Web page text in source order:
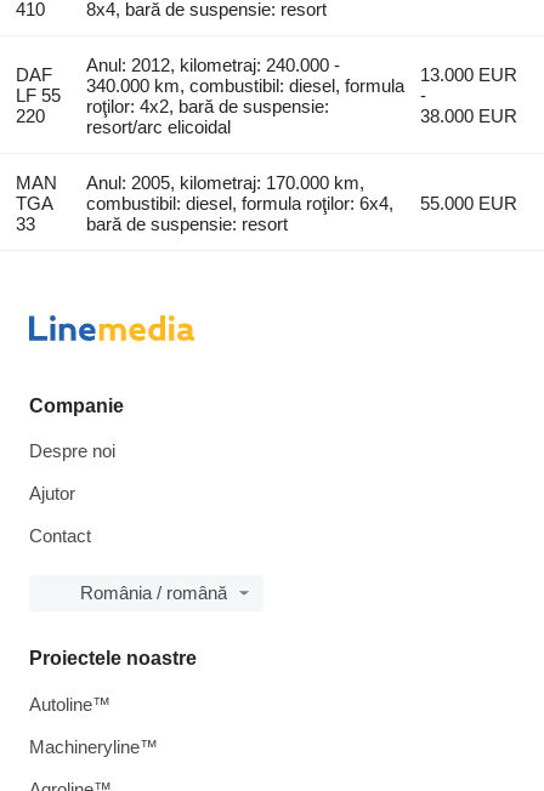
410 8x4, bară de suspensie: resort
DAF
LF 55
220
Anul: 2012, kilometraj: 240.000 -
340.000 km, combustibil: diesel, formula
roţilor: 4x2, bară de suspensie:
resort/arc elicoidal
13.000 EUR
-
38.000 EUR
MAN
TGA
33
Anul: 2005, kilometraj: 170.000 km,
combustibil: diesel, formula roţilor: 6x4,
bară de suspensie: resort
55.000 EUR
Companie
Despre noi
Ajutor
Contact
România / română
Proiectele noastre
Autoline™
Machineryline™